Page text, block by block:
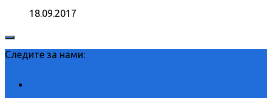
18.09.2017
Следите за нами: